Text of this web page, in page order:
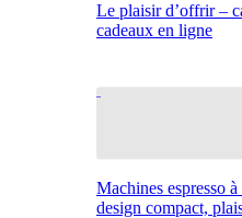
Le plaisir d’offrir –
cadeaux en ligne
Machines espresso
design compact,